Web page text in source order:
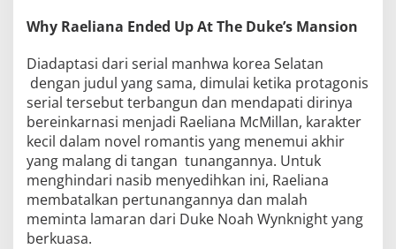
Why Raeliana Ended Up At The Duke’s Mansion
Diadaptasi dari serial manhwa korea Selatan
dengan judul yang sama, dimulai ketika protagonis
serial tersebut terbangun dan mendapati dirinya
bereinkarnasi menjadi Raeliana McMillan, karakter
kecil dalam novel romantis yang menemui akhir
yang malang di tangan tunangannya. Untuk
menghindari nasib menyedihkan ini, Raeliana
membatalkan pertunangannya dan malah
meminta lamaran dari Duke Noah Wynknight yang
berkuasa.